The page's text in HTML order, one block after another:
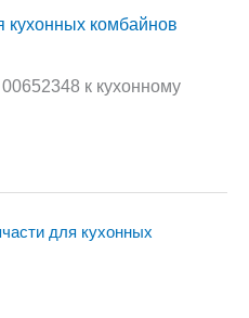
кухонных комбайнов
к кухонному
для кухонных